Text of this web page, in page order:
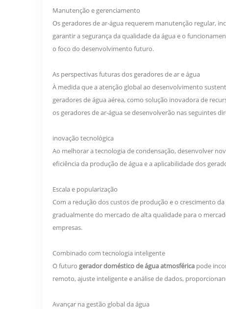
Manutenção e gerenciamento
Os geradores de ar-água requerem manutenção regular,
garantir a segurança da qualidade da água e o
o foco do desenvolvimento futuro.
As perspectivas futuras dos geradores de ar e água
À medida que a atenção global ao desenvolvimento
geradores de água aérea, como solução inovadora de
os geradores de ar-água se desenvolverão nas seguintes
inovação tecnológica
Ao melhorar a tecnologia de condensação, desenvolver
eficiência da produção de água e a aplicabilidade dos
Escala e popularização
Com a redução dos custos de produção e o crescimento
gradualmente do mercado de alta qualidade para o
empresas.
Combinado com tecnologia inteligente
O futuro gerador doméstico de água atmosférica pode
remoto, ajuste inteligente e análise de dados,
Avançar na gestão global da água